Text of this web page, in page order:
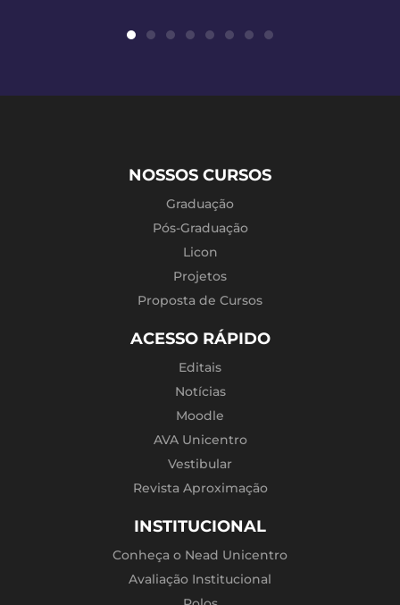
NOSSOS CURSOS
Graduação
Pós-Graduação
Licon
Projetos
Proposta de Cursos
ACESSO RÁPIDO
Editais
Notícias
Moodle
AVA Unicentro
Vestibular
Revista Aproximação
INSTITUCIONAL
Conheça o Nead Unicentro
Avaliação Institucional